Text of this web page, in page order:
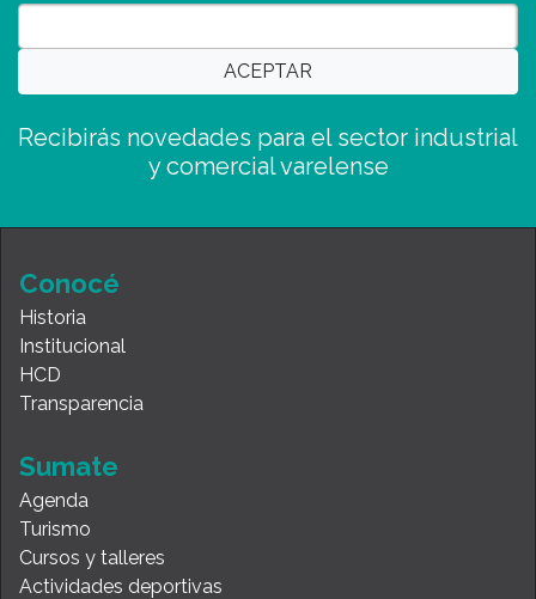
Recibirás novedades para el sector industrial
y comercial varelense
Conocé
Historia
Institucional
HCD
Transparencia
Sumate
Agenda
Turismo
Cursos y talleres
Actividades deportivas